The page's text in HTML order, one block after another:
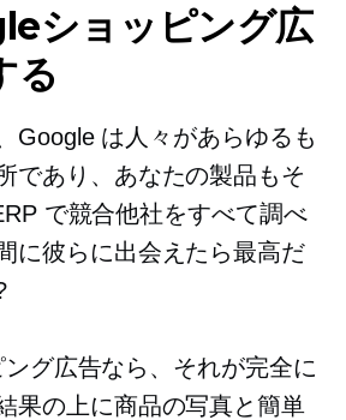
ショッピング広
る
Google は人々があらゆるも
であり、あなたの製品もそ
で競合他社をすべて調べ
に彼らに出会えたら最高だ
グ広告なら、それが完全に
果の上に商品の写真と簡単